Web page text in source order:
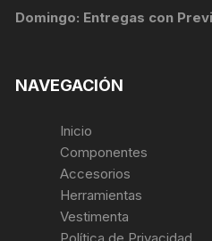
Domingo: Entregas con
NAVEGACIÓN
Inicio
Componentes
Accesorios
Herramientas
Vestimenta